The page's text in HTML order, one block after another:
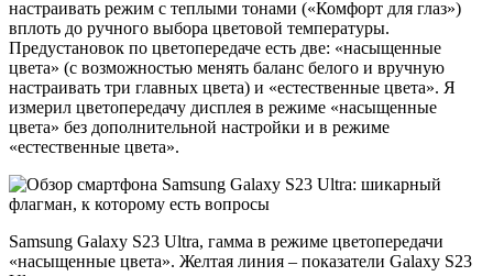
настраивать режим с теплыми тонами («Комфорт для глаз»)
вплоть до ручного выбора цветовой температуры.
Предустановок по цветопередаче есть две: «насыщенные
цвета» (с возможностью менять баланс белого и вручную
настраивать три главных цвета) и «естественные цвета». Я
измерил цветопередачу дисплея в режиме «насыщенные
цвета» без дополнительной настройки и в режиме
«естественные цвета».
Samsung Galaxy S23 Ultra, гамма в режиме цветопередачи
«насыщенные цвета». Желтая линия – показатели Galaxy S23